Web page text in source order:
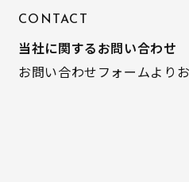
CONTACT
当社に関するお問い合わせ
お問い合わせフォームより